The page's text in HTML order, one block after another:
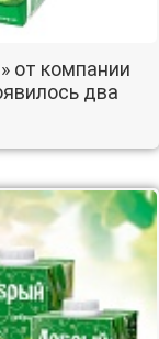
от компании
два